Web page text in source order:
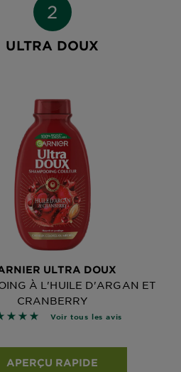
ULTRA DOUX
ULTRA DOUX
À L'HUILE D'ARGAN ET
CRANBERRY
sur 5 étoiles basé sur les avis
Voir tous les avis
APERÇU RAPIDE